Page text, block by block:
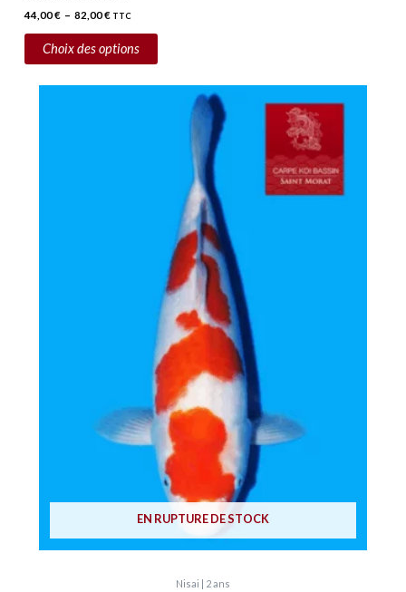
44,00€ – 82,00€ TTC
Choix des options
produit
EN RUPTURE DE STOCK
Nisai | 2 ans